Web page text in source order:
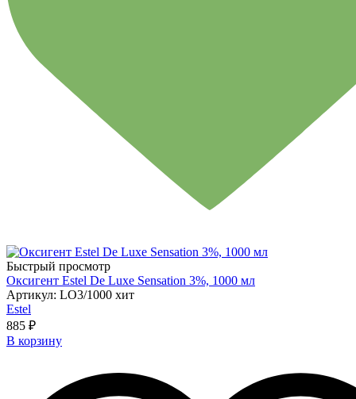
Быстрый просмотр
Оксигент Estel De Luxe Sensation 3%, 1000 мл
Артикул: LO3/1000 хит
Estel
885 ₽
В корзину